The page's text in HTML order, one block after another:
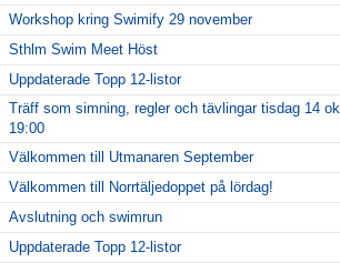
Workshop kring Swimify 29 november
Sthlm Swim Meet Höst
Uppdaterade Topp 12-listor
Träff som simning, regler och tävlingar tisdag 14
19:00
Välkommen till Utmanaren September
Välkommen till Norrtäljedoppet på lördag!
Avslutning och swimrun
Uppdaterade Topp 12-listor